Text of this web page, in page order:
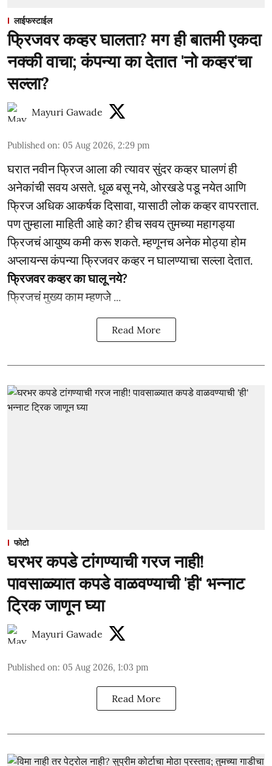
लाईफस्टाईल
फ्रिजवर कव्हर घालता? मग ही बातमी एकदा
नक्की वाचा; कंपन्या का देतात 'नो कव्हर'चा
सल्ला?
Mayuri Gawade
Published on: 05 Aug 2026, 2:29 pm
घरात नवीन फ्रिज आला की त्यावर सुंदर कव्हर घालणं ही
अनेकांची सवय असते. धूळ बसू नये, ओरखडे पडू नयेत आणि
फ्रिज अधिक आकर्षक दिसावा, यासाठी लोक कव्हर वापरतात.
पण तुम्हाला माहिती आहे का? हीच सवय तुमच्या महागड्या
फ्रिजचं आयुष्य कमी करू शकते. म्हणूनच अनेक मोठ्या होम
अप्लायन्स कंपन्या फ्रिजवर कव्हर न घालण्याचा सल्ला देतात.
फ्रिजवर कव्हर का घालू नये?
फ्रिजचं मुख्य काम म्हणजे ...
Read More
फोटो
घरभर कपडे टांगण्याची गरज नाही!
पावसाळ्यात कपडे वाळवण्याची 'ही' भन्नाट
ट्रिक जाणून घ्या
Mayuri Gawade
Published on: 05 Aug 2026, 1:03 pm
Read More